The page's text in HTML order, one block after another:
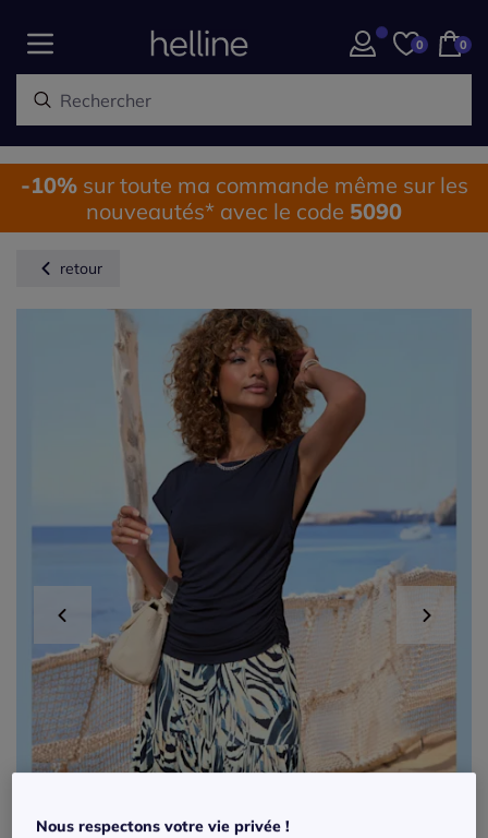
0 0
-10%sur toute ma commande même sur les
nouveautés* avec le code 5090
retour
Nous respectons votre vie privée !